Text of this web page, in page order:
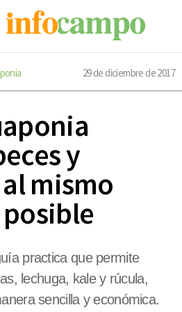
29 de diciembre de 2017
y
mismo
practica que permite
lechuga, kale y rúcula,
sencilla y económica.